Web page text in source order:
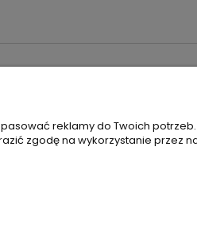
Premium
reklamy do Twoich potrzeb.
zgodę na wykorzystanie przez